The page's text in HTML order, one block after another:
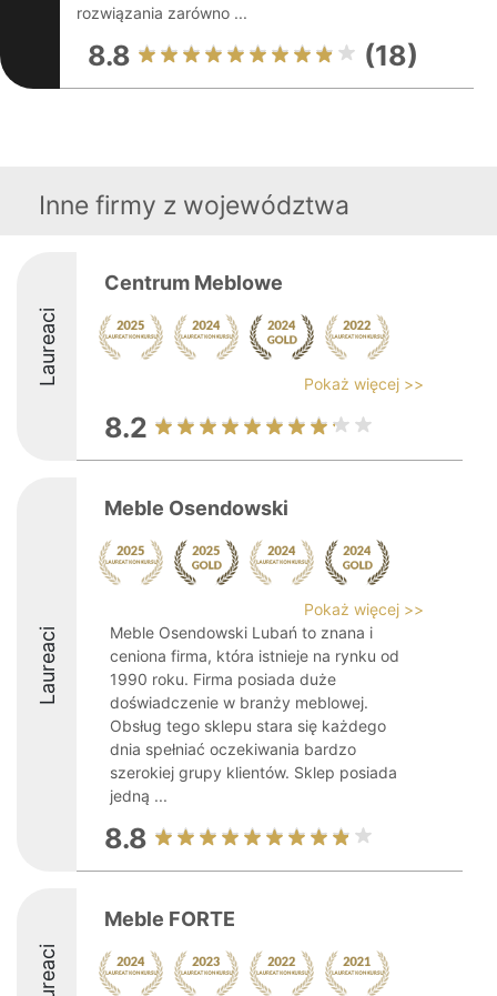
rozwiązania zarówno ...
8.8 (18)
Inne firmy z województwa
Laureaci
Centrum Meblowe
Pokaż więcej >>
8.2
Laureaci
Meble Osendowski
Pokaż więcej >>
Meble Osendowski Lubań to znana i
ceniona firma, która istnieje na rynku od
1990 roku. Firma posiada duże
doświadczenie w branży meblowej.
Obsług tego sklepu stara się każdego
dnia spełniać oczekiwania bardzo
szerokiej grupy klientów. Sklep posiada
jedną ...
8.8
Meble FORTE